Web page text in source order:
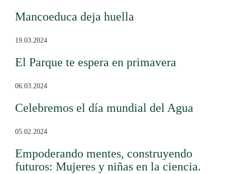
Mancoeduca deja huella
19.03.2024
El Parque te espera en primavera
06.03.2024
Celebremos el día mundial del Agua
05.02.2024
Empoderando mentes, construyendo
futuros: Mujeres y niñas en la ciencia.